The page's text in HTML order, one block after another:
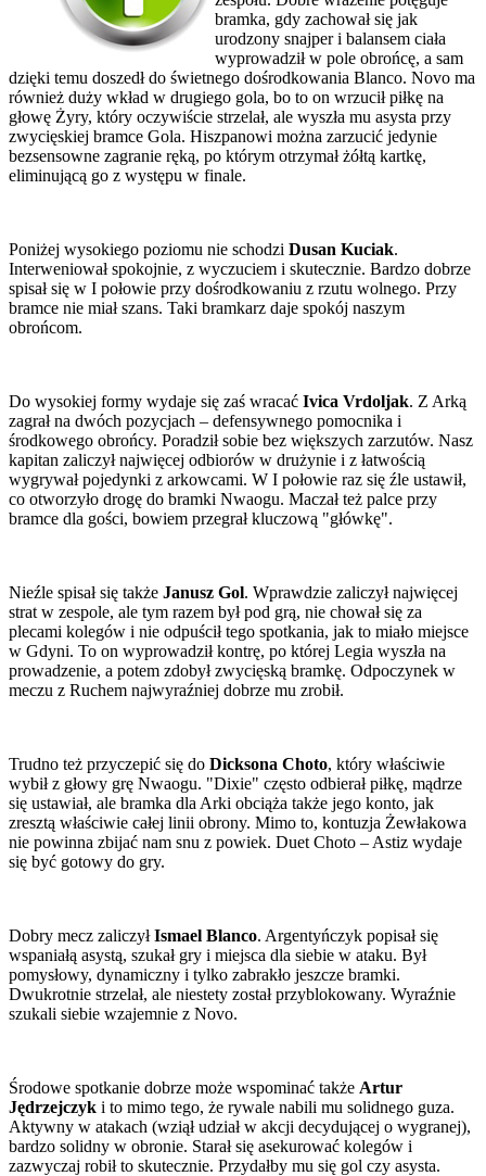
bramka, gdy zachował się jak
urodzony snajper i balansem ciała
wyprowadził w pole obrońcę, a sam
dzięki temu doszedł do świetnego dośrodkowania Blanco. Novo ma
również duży wkład w drugiego gola, bo to on wrzucił piłkę na
głowę Żyry, który oczywiście strzelał, ale wyszła mu asysta przy
zwycięskiej bramce Gola. Hiszpanowi można zarzucić jedynie
bezsensowne zagranie ręką, po którym otrzymał żółtą kartkę,
eliminującą go z występu w finale.
Poniżej wysokiego poziomu nie schodzi Dusan Kuciak.
Interweniował spokojnie, z wyczuciem i skutecznie. Bardzo dobrze
spisał się w I połowie przy dośrodkowaniu z rzutu wolnego. Przy
bramce nie miał szans. Taki bramkarz daje spokój naszym
obrońcom.
Do wysokiej formy wydaje się zaś wracać Ivica Vrdoljak. Z Arką
zagrał na dwóch pozycjach – defensywnego pomocnika i
środkowego obrońcy. Poradził sobie bez większych zarzutów. Nasz
kapitan zaliczył najwięcej odbiorów w drużynie i z łatwością
wygrywał pojedynki z arkowcami. W I połowie raz się źle ustawił,
co otworzyło drogę do bramki Nwaogu. Maczał też palce przy
bramce dla gości, bowiem przegrał kluczową "główkę".
Nieźle spisał się także Janusz Gol. Wprawdzie zaliczył najwięcej
strat w zespole, ale tym razem był pod grą, nie chował się za
plecami kolegów i nie odpuścił tego spotkania, jak to miało miejsce
w Gdyni. To on wyprowadził kontrę, po której Legia wyszła na
prowadzenie, a potem zdobył zwycięską bramkę. Odpoczynek w
meczu z Ruchem najwyraźniej dobrze mu zrobił.
Trudno też przyczepić się do Dicksona Choto, który właściwie
wybił z głowy grę Nwaogu. "Dixie" często odbierał piłkę, mądrze
się ustawiał, ale bramka dla Arki obciąża także jego konto, jak
zresztą właściwie całej linii obrony. Mimo to, kontuzja Żewłakowa
nie powinna zbijać nam snu z powiek. Duet Choto – Astiz wydaje
się być gotowy do gry.
Dobry mecz zaliczyłIsmael Blanco. Argentyńczyk popisał się
wspaniałą asystą, szukał gry i miejsca dla siebie w ataku. Był
pomysłowy, dynamiczny i tylko zabrakło jeszcze bramki.
Dwukrotnie strzelał, ale niestety został przyblokowany. Wyraźnie
szukali siebie wzajemnie z Novo.
Środowe spotkanie dobrze może wspominać także Artur
Jędrzejczyk i to mimo tego, że rywale nabili mu solidnego guza.
Aktywny w atakach (wziął udział w akcji decydującej o wygranej),
bardzo solidny w obronie. Starał się asekurować kolegów i
zazwyczaj robił to skutecznie. Przydałby mu się gol czy asysta.